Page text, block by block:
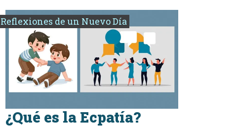
Reflexiones de un Nuevo Día
¿Qué es la Ecpatía?